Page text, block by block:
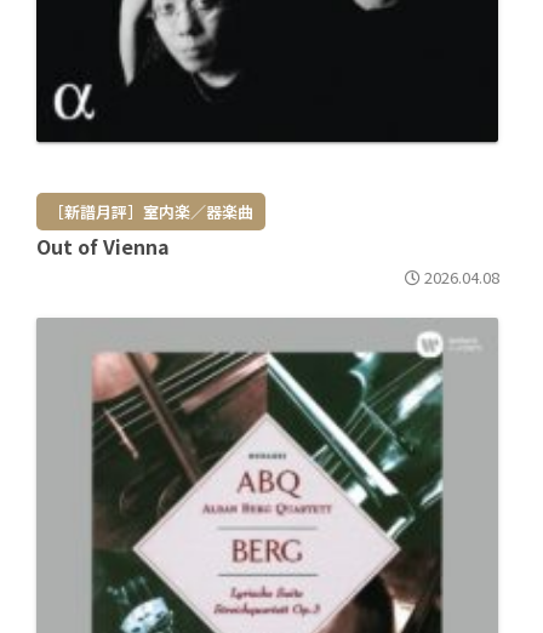
［新譜月評］室内楽／器楽曲
Out of Vienna
2026.04.08